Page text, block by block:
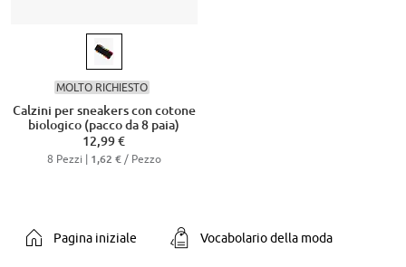
MOLTO RICHIESTO
Calzini per sneakers con cotone
biologico (pacco da 8 paia)
12,99 €
8 Pezzi | 1,62 €/ Pezzo
Pagina iniziale Vocabolario della moda